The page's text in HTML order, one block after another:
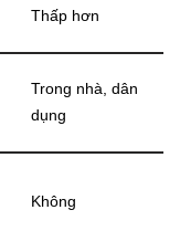
Thấp hơn
Trong nhà, dân
dụng
Không